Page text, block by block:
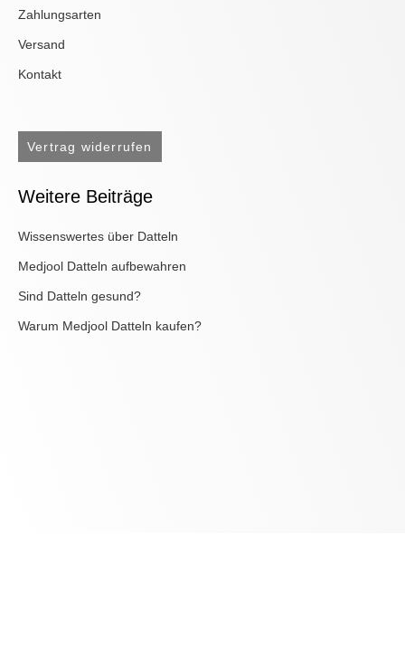
Zahlungsarten
Versand
Kontakt
Vertrag widerrufen
Weitere Beiträge
Wissenswertes über Datteln
Medjool Datteln aufbewahren
Sind Datteln gesund?
Warum Medjool Datteln kaufen?